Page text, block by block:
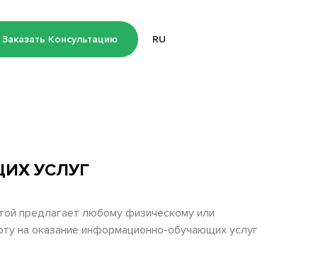
Заказать Консультацию RU
УСЛУГ
предлагает любому физическому или
на оказание информационно-обучающих услуг